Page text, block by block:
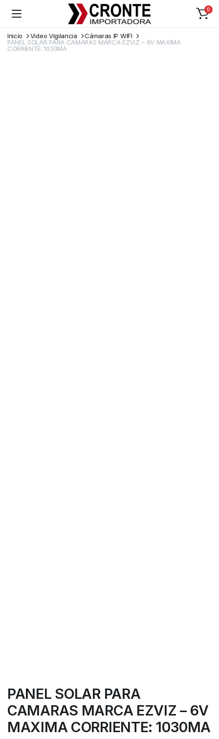
0
Inicio Video Vigilancia
Cámaras IP WIFI
PANEL SOLAR PARA CAMARAS MARCA EZVIZ – 6V MAXIMA
CORRIENTE: 1030MA
PANEL SOLAR PARA
CAMARAS MARCA EZVIZ – 6V
MAXIMA CORRIENTE: 1030MA